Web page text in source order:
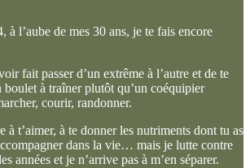
à l’aube de mes 30 ans, je te fais encore
fait passer d’un extrême à l’autre et de te
boulet à traîner plutôt qu’un coéquipier
courir, randonner.
à t’aimer, à te donner les nutriments dont tu as
dans la vie… mais je lutte contre
années et je n’arrive pas à m’en séparer.